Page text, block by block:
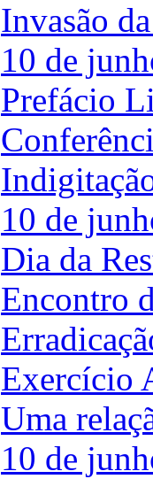
Invasão
10 de
Prefácio
10 de
Dia da
Encontro
Exercício
Uma
10 de